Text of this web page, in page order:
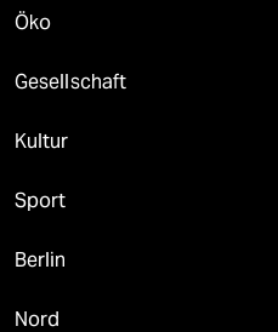
Öko
Gesellschaft
Kultur
Sport
Berlin
Nord